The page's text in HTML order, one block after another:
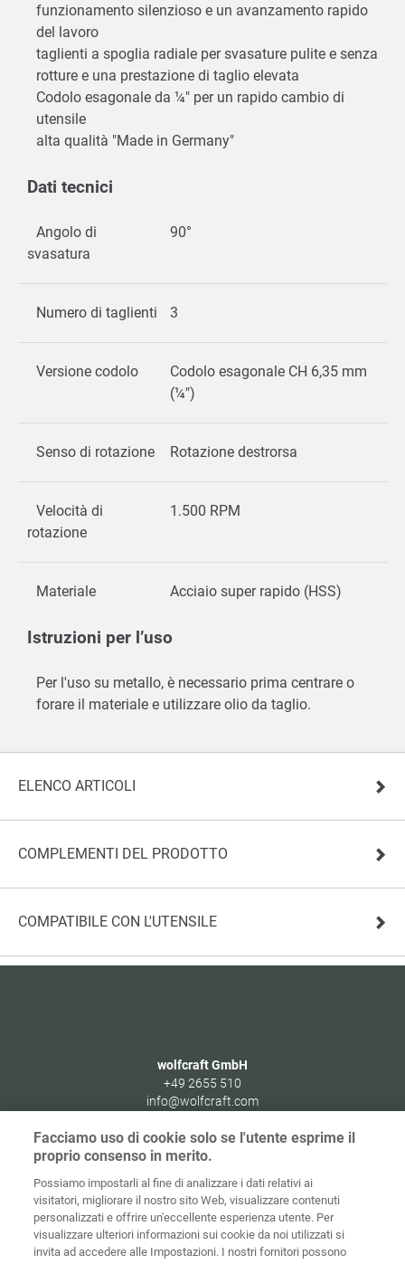
funzionamento silenzioso e un avanzamento rapido
del lavoro
taglienti a spoglia radiale per svasature pulite e senza
rotture e una prestazione di taglio elevata
Codolo esagonale da ¼" per un rapido cambio di
utensile
alta qualità "Made in Germany"
Dati tecnici
Angolo di
svasatura
90°
Numero di taglienti 3
Versione codolo
Codolo esagonale CH 6,35 mm
(¼")
Senso di rotazione Rotazione destrorsa
Velocità di
rotazione
1.500 RPM
Materiale Acciaio super rapido (HSS)
Istruzioni per l’uso
Per l'uso su metallo, è necessario prima centrare o
forare il materiale e utilizzare olio da taglio.
ELENCO ARTICOLI
COMPLEMENTI DEL PRODOTTO
COMPATIBILE CON L'UTENSILE
wolfcraft GmbH
+49 2655 510
info@wolfcraft.com
Wolffstraße 1
56746 Kempenich
Germany
Home Contatti Colofone Tutela dei dati
Facciamo uso di cookie solo se l'utente esprime il
proprio consenso in merito.
Possiamo impostarli al fine di analizzare i dati relativi ai
visitatori, migliorare il nostro sito Web, visualizzare contenuti
personalizzati e offrire un'eccellente esperienza utente. Per
visualizzare ulteriori informazioni sui cookie da noi utilizzati si
invita ad accedere alle Impostazioni. I nostri fornitori possono